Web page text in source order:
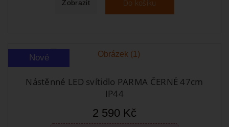
Zobrazit Do košíku
Nové
Nástěnné LED svítidlo PARMA ČERNÉ 47cm
IP44
2 590 Kč